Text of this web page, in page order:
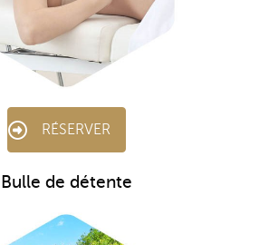
RÉSERVER
Bulle de détente